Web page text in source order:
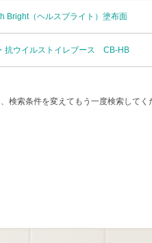
Bright（ヘルスブライト）塗布面
抗ウイルストイレブース CB-HB
検索条件を変えてもう一度検索してく